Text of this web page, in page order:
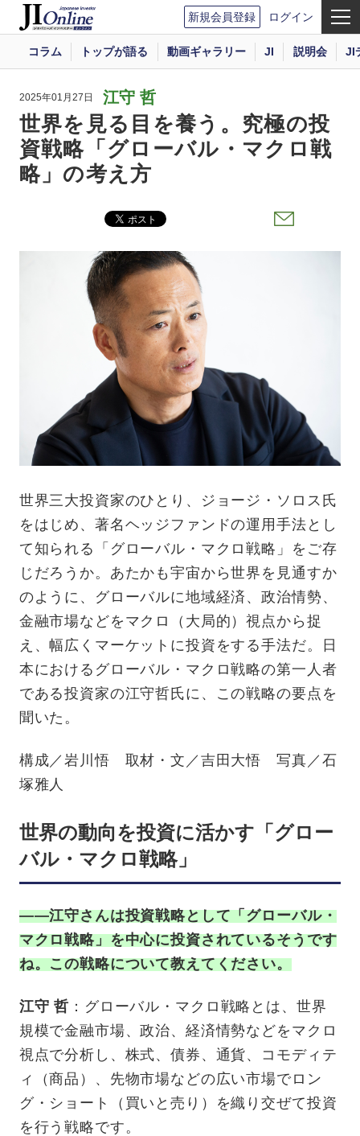
新規会員登録 ログイン
コラム トップが語る 動画ギャラリー JI 説明会 JI
2025年01月27日 江守 哲
世界を見る目を養う。究極の投
資戦略「グローバル・マクロ戦
略」の考え方
世界三大投資家のひとり、ジョージ・ソロス氏
をはじめ、著名ヘッジファンドの運用手法とし
て知られる「グローバル・マクロ戦略」をご存
じだろうか。あたかも宇宙から世界を見通すか
のように、グローバルに地域経済、政治情勢、
金融市場などをマクロ（大局的）視点から捉
え、幅広くマーケットに投資をする手法だ。日
本におけるグローバル・マクロ戦略の第一人者
である投資家の江守哲氏に、この戦略の要点を
聞いた。
構成／岩川悟 取材・文／吉田大悟 写真／石
塚雅人
世界の動向を投資に活かす「グロー
バル・マクロ戦略」
——江守さんは投資戦略として「グローバル・
マクロ戦略」を中心に投資されているそうです
ね。この戦略について教えてください。
江守 哲 ：グローバル・マクロ戦略とは、世界
規模で金融市場、政治、経済情勢などをマクロ
視点で分析し、株式、債券、通貨、コモディテ
ィ（商品）、先物市場などの広い市場でロン
グ・ショート（買いと売り）を織り交ぜて投資
を行う戦略です。